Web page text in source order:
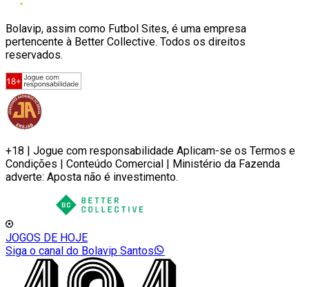
Bolavip, assim como Futbol Sites, é uma empresa
pertencente à Better Collective. Todos os direitos
reservados.
+18 | Jogue com responsabilidade Aplicam-se os Termos e
Condições | Conteúdo Comercial | Ministério da Fazenda
adverte: Aposta não é investimento.
JOGOS DE HOJE
Siga o canal do Bolavip Santos